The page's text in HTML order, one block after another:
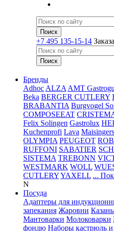
+7 495 135-15-14
Бренды
Adhoc ALZA AMT
Beka BERGER CUTLERY
BRABANTIA Burgvogel
COMPOSEEAT
Felix Solingen Gastrolux
Kuchenprofi Lava Maisingers
OLYMPIA PEUGEOT
RUFFONI SABATIER
SISTEMA TREBONN
WESTMARK WOLL
CUTLERYYAXELL ...
N
Посуда
Адаптеры для
запекания Жаровни
Мантоварки Молоковарки
фондю Наборы кастрюль и